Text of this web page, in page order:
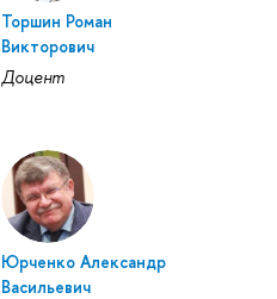
Торшин Роман
Викторович
Доцент
Юрченко Александр
Васильевич